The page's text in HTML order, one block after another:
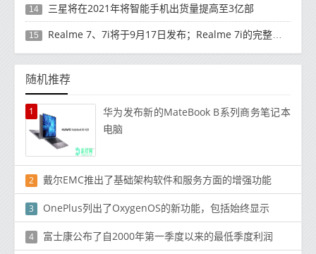
14 三星将在2021年将智能手机出货量提高至3亿部
15 Realme 7、7i将于9月17日发布；Realme 7i的完整规格并导致泄漏
随机推荐
1
华为发布新的MateBook B系列商务笔记本
电脑
2 戴尔EMC推出了基础架构软件和服务方面的增强功能
3 OnePlus列出了OxygenOS的新功能，包括始终显示
4 富士康公布了自2000年第一季度以来的最低季度利润